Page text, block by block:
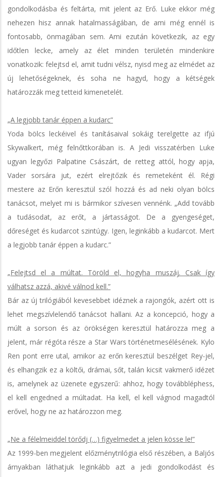
gondolkodásba és feltárta, mit jelent az Erő. Luke ekkor még
nehezen hisz annak hatalmasságában, de ami még ennél is
fontosabb, önmagában sem. Ami ezután következik, az egy
időtlen lecke, amely az élet minden területén mindenkire
vonatkozik: felejtsd el, amit tudni vélsz, nyisd meg az elmédet az
új lehetőségeknek, és soha ne hagyd, hogy a kétségek
határozzák meg tetteid kimenetelét.
„A legjobb tanár éppen a kudarc”
Yoda bölcs leckéivel és tanításaival sokáig terelgette az ifjú
Skywalkert, még felnőttkorában is. A Jedi visszatérben Luke
ugyan legyőzi Palpatine Császárt, de retteg attól, hogy apja,
Vader sorsára jut, ezért elrejtőzik és remeteként él. Régi
mestere az Erőn keresztül szól hozzá és ad neki olyan bölcs
tanácsot, melyet mi is bármikor szívesen vennénk. „Add tovább
a tudásodat, az erőt, a jártasságot. De a gyengeséget,
dőreséget és kudarcot szintúgy. Igen, leginkább a kudarcot. Mert
a legjobb tanár éppen a kudarc.”
„Felejtsd el a múltat. Töröld el, hogyha muszáj. Csak így
válhatsz azzá, akivé válnod kell.”
Bár az új trilógiából kevesebbet idéznek a rajongók, azért ott is
lehet megszívlelendő tanácsot hallani. Az a koncepció, hogy a
múlt a sorson és az örökségen keresztül határozza meg a
jelent, már régóta része a Star Wars történetmesélésének. Kylo
Ren pont erre utal, amikor az erőn keresztül beszélget Rey-jel,
és elhangzik ez a költői, drámai, sőt, talán kicsit vakmerő idézet
is, amelynek az üzenete egyszerű: ahhoz, hogy továbbléphess,
el kell engedned a múltadat. Ha kell, el kell vágnod magadtól
erővel, hogy ne az határozzon meg.
„Ne a félelmeiddel törődj (…) figyelmedet a jelen kösse le!”
Az 1999-ben megjelent előzménytrilógia első részében, a Baljós
árnyakban láthatjuk leginkább azt a jedi gondolkodást és